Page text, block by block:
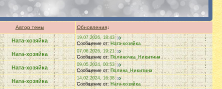
Автор темы Обновления↓
Ната-хозяйка
19.07.2026, 18:43
Сообщение от:Ната-хозяйка
Ната-хозяйка
07.06.2026, 19:21
Сообщение от:Полиночка_Никитина
Ната-хозяйка
09.05.2024, 00:53
Сообщение от:Полина_Никитина
Ната-хозяйка
14.02.2024, 16:38
Сообщение от:Ната-хозяйка